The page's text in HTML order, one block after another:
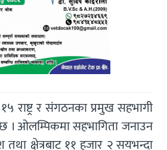
राष्ट्र र संगठनका प्रमुख सहभागी
। ओलम्पिकमा सहभागिता जनाउन
क्षेत्रबाट ११ हजार २ सयभन्दा